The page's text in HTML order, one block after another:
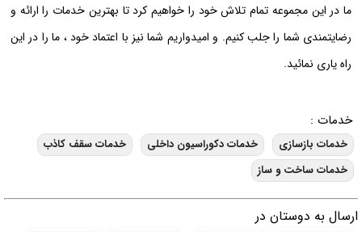
ما در این مجموعه تمام تلاش خود را خواهیم کرد تا بهترین خدمات را ارائه و
رضایتمندی شما را جلب کنیم. و امیدواریم شما نیز با اعتماد خود ، ما را در این
راه یاری نمائید.
خدمات :
خدمات بازسازی خدمات دکوراسیون داخلی
خدمات سقف کاذب
خدمات ساخت و ساز
به دوستان در